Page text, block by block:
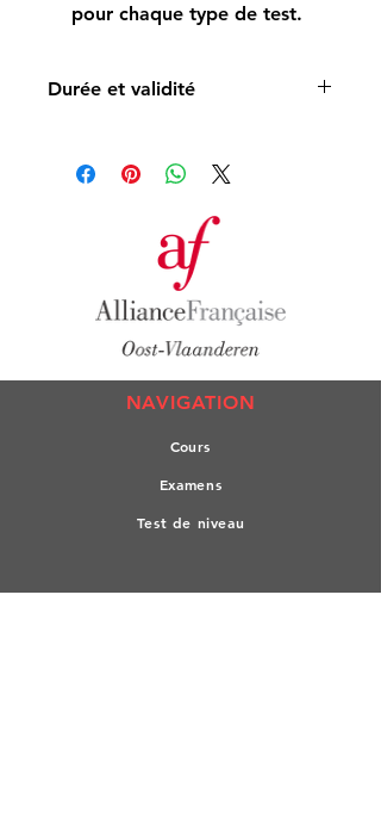
pour chaque type de test.
Durée et validité
NAVIGATION
Cours
Examens
Test de niveau
L'Alliance